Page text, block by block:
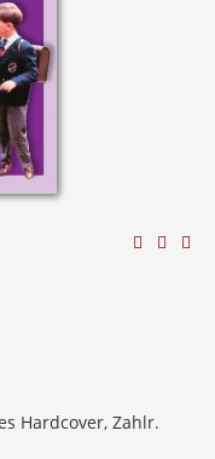
Hardcover, Zahlr.